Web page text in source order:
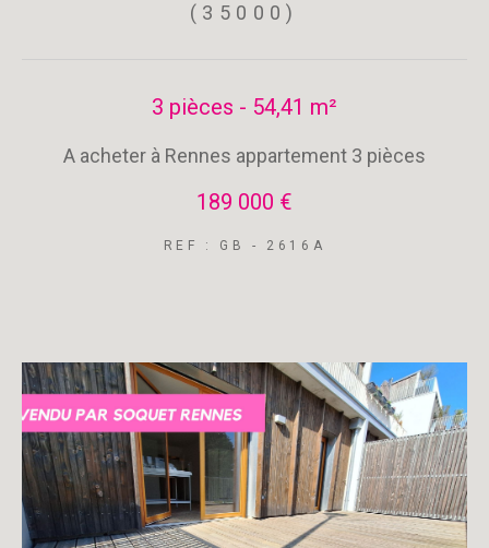
(35000)
3 pièces - 54,41 m²
A acheter à Rennes appartement 3 pièces
189 000 €
REF : GB - 2616A